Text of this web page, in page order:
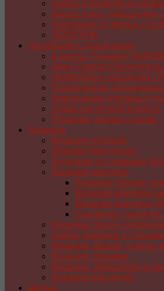
Цветы и поделки из
Аксессуары, украшения
Handmade из фетра и
ДЕКУПАЖ
Handmade к праздникам
8 марта. Подарки
День Святого
Handmade к празднику
Праздничная сервировка
Новогодние игрушки и
Открытки ручной работы
Подарки своими руками
Вязание
Вязание игрушек
Куколки Амигуруми
Журналы со схемами.
Вязание крючком
Вязание пледов,
Вязаная крючком
Вязание крючком.
Салфетки,
Вязание сумок и корзинок
Цветы крючком и
Вязание. Шапки, шляпы
Вязание спицами
Вязание. Украшения и
Вязание для детей
Шитье